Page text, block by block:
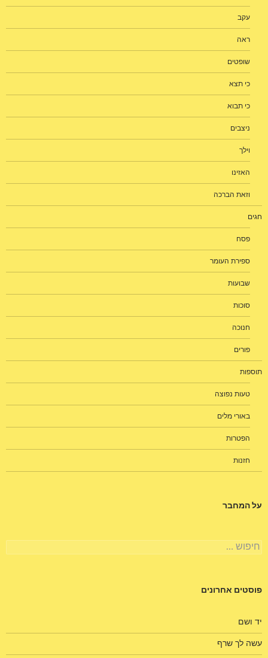
עקב
ראה
שופטים
כי תצא
כי תבוא
ניצבים
וילך
האזינו
וזאת הברכה
חגים
פסח
ספירת העומר
שבועות
סוכות
חנוכה
פורים
תוספות
טעות נפוצה
באורי מלים
הפטרות
חזנות
על המחבר
חיפוש:
פוסטים אחרונים
יד ושם
עשה לך שרף